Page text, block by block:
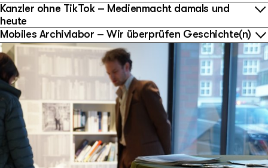
Kanzler ohne TikTok – Medienmacht damals und
heute
Mobiles Archivlabor – Wir überprüfen Geschichte(n)